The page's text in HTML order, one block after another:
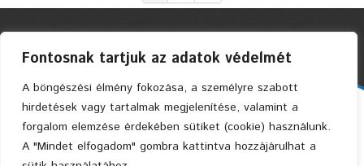
Fontosnak tartjuk az adatok védelmét
A böngészési élmény fokozása, a személyre szabott
hirdetések vagy tartalmak megjelenítése, valamint a
forgalom elemzése érdekében sütiket (cookie) használunk.
A "Mindet elfogadom" gombra kattintva hozzájárulhat a
Faszerkezetes Ház Kft. © 2004 Privacy Policy